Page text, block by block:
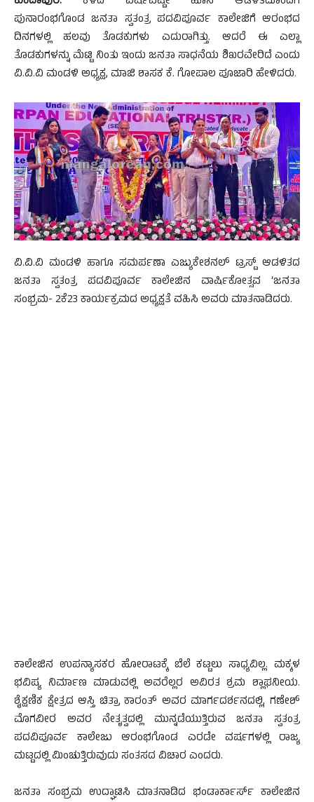
ಪುನಾರಂಭಗೊಂಡ ಜನತಾ ಸ್ವತಂತ್ರ ಪದವಿಪೂರ್ವ ಕಾಲೇಜಿಗೆ ಆರಂಭದ
ದಿನಗಳಲ್ಲಿ ಹಲವು ತೊಡಕುಗಳು ಎದುರಾಗಿತ್ತು. ಆದರೆ ಈ ಎಲ್ಲಾ
ತೊಡಕುಗಳನ್ನು‌ ಮೆಟ್ಟಿ ನಿಂತು ಇಂದು ಜನತಾ ಸಾಧನೆಯ ಶಿಖರವೇರಿದೆ ಎಂದು
ವಿ.ವಿ.ವಿ ಮಂಡಳಿ ಅಧ್ಯಕ್ಷ, ಮಾಜಿ ಶಾಸಕ ಕೆ. ಗೋಪಾಲ ಪೂಜಾರಿ ಹೇಳಿದರು.
ವಿ.ವಿ.ವಿ ಮಂಡಳಿ ಹಾಗೂ ಸಮರ್ಪಣಾ ಎಜ್ಯುಕೇಶನಲ್ ಟ್ರಸ್ಟ್ ಆಡಳಿತದ
ಜನತಾ ಸ್ವತಂತ್ರ ಪದವಿಪೂರ್ವ ಕಾಲೇಜಿನ ವಾರ್ಷಿಕೋತ್ಸವ ‘ಜನತಾ
ಸಂಭ್ರಮ- 2ಕೆ23 ಕಾರ್ಯಕ್ರಮದ ಅಧ್ಯಕ್ಷತೆ ವಹಿಸಿ ಅವರು ಮಾತನಾಡಿದರು.
ಕಾಲೇಜಿನ ಉಪನ್ಯಾಸಕರ ಹೋರಾಟಕ್ಕೆ ಬೆಲೆ ಕಟ್ಟಲು ಸಾಧ್ಯವಿಲ್ಲ. ಮಕ್ಕಳ
ಭವಿಷ್ಯ ನಿರ್ಮಾಣ ಮಾಡುವಲ್ಲಿ ಅವರೆಲ್ಲರ ಅವಿರತ ಶ್ರಮ ಶ್ಲಾಘನೀಯ.
ಶೈಕ್ಷಣಿಕ ಕ್ಷೇತ್ರದ ಆಸ್ತಿ ಚಿತ್ರಾ ಕಾರಂತ್ ಅವರ ಮಾರ್ಗದರ್ಶನದಲ್ಲಿ, ಗಣೇಶ್
ಮೊಗವೀರ ಅವರ ನೇತೃತ್ವದಲ್ಲಿ ಮುನ್ನಡೆಯುತ್ತಿರುವ ಜನತಾ ಸ್ವತಂತ್ರ
ಪದವಿಪೂರ್ವ ಕಾಲೇಜು ಆರಂಭಗೊಂಡ ಎರಡೇ ವರ್ಷಗಳಲ್ಲಿ ರಾಜ್ಯ
ಮಟ್ಟದಲ್ಲಿ ಮಿಂಚುತ್ತಿರುವುದು ಸಂತಸದ ವಿಚಾರ ಎಂದರು.
ಜನತಾ ಸಂಭ್ರಮ ಉದ್ಘಾಟಿಸಿ ಮಾತನಾಡಿದ ಭಂಡಾರ್ಕಾರ್ಸ್ ಕಾಲೇಜಿನ